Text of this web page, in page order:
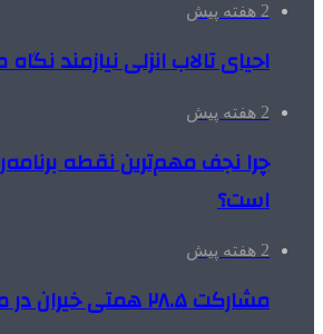
2 هفته پیش
احیای تالاب انزلی نیازمند
2 هفته پیش
چرا نجف مهم‌ترین نقطه
است؟
2 هفته پیش
مشارکت ۲۸.۵ همتی خیران در مدرسه‌سازی